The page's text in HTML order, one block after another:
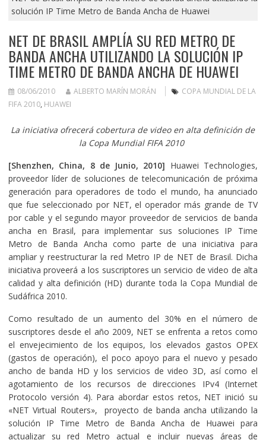
solución IP Time Metro de Banda Ancha de Huawei
NET DE BRASIL AMPLÍA SU RED METRO DE
BANDA ANCHA UTILIZANDO LA SOLUCIÓN IP
TIME METRO DE BANDA ANCHA DE HUAWEI
08/06/2010 ALBERTO MARÍN MORÁN
COPA MUNDIAL DE LA
FIFA 2010, HUAWEI
La iniciativa ofrecerá cobertura de video en alta definición de
la Copa Mundial FIFA 2010
[Shenzhen, China, 8 de Junio, 2010] Huawei Technologies,
proveedor líder de soluciones de telecomunicación de próxima
generación para operadores de todo el mundo, ha anunciado
que fue seleccionado por NET, el operador más grande de TV
por cable y el segundo mayor proveedor de servicios de banda
ancha en Brasil, para implementar sus soluciones IP Time
Metro de Banda Ancha como parte de una iniciativa para
ampliar y reestructurar la red Metro IP de NET de Brasil. Dicha
iniciativa proveerá a los suscriptores un servicio de video de alta
calidad y alta definición (HD) durante toda la Copa Mundial de
Sudáfrica 2010.
Como resultado de un aumento del 30% en el número de
suscriptores desde el año 2009, NET se enfrenta a retos como
el envejecimiento de los equipos, los elevados gastos OPEX
(gastos de operación), el poco apoyo para el nuevo y pesado
ancho de banda HD y los servicios de video 3D, así como el
agotamiento de los recursos de direcciones IPv4 (Internet
Protocolo versión 4). Para abordar estos retos, NET inició su
«NET Virtual Routers», proyecto de banda ancha utilizando la
solución IP Time Metro de Banda Ancha de Huawei para
actualizar su red Metro actual e incluir nuevas áreas de